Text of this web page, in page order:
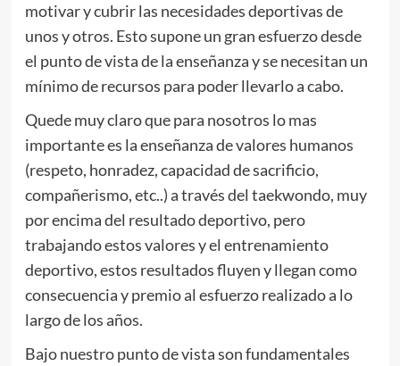
motivar y cubrir las necesidades deportivas de
unos y otros. Esto supone un gran esfuerzo desde
el punto de vista de la enseñanza y se necesitan un
mínimo de recursos para poder llevarlo a cabo.
Quede muy claro que para nosotros lo mas
importante es la enseñanza de valores humanos
(respeto, honradez, capacidad de sacrificio,
compañerismo, etc..) a través del taekwondo, muy
por encima del resultado deportivo, pero
trabajando estos valores y el entrenamiento
deportivo, estos resultados fluyen y llegan como
consecuencia y premio al esfuerzo realizado a lo
largo de los años.
Bajo nuestro punto de vista son fundamentales